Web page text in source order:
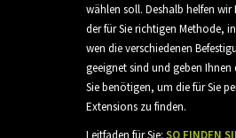
wählen soll. Deshalb helfen wir
der für Sie richtigen Methode,
wen die verschiedenen
geeignet sind und geben Ihnen
Sie benötigen, um die für Sie
Extensions zu finden.
Leitfaden für Sie: SO FINDEN